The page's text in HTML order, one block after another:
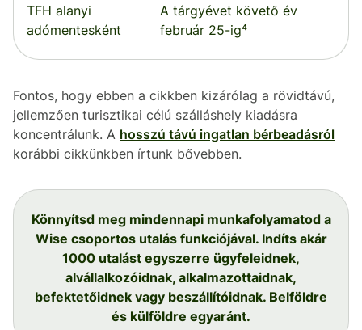
TFH alanyi
adómentesként
A tárgyévet követő év
február 25-ig⁴
Fontos, hogy ebben a cikkben kizárólag a rövidtávú,
jellemzően turisztikai célú szálláshely kiadásra
koncentrálunk. A hosszú távú ingatlan bérbeadásról
korábbi cikkünkben írtunk bővebben.
Könnyítsd meg mindennapi munkafolyamatod a
Wise csoportos utalás funkciójával. Indíts akár
1000 utalást egyszerre ügyfeleidnek,
alvállalkozóidnak, alkalmazottaidnak,
befektetőidnek vagy beszállítóidnak. Belföldre
és külföldre egyaránt.